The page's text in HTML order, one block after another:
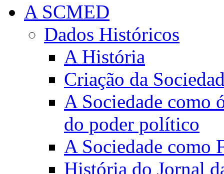
A SCMED
Dados Históricos
A História
Criação da
A Sociedade como
do poder político
A Sociedade como
História do Jornal